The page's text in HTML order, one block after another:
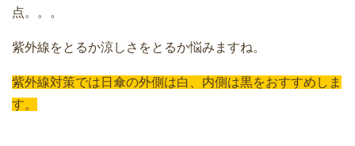
点。。。
紫外線をとるか涼しさをとるか悩みますね。
紫外線対策では日傘の外側は白、内側は黒をおすすめしま
す。